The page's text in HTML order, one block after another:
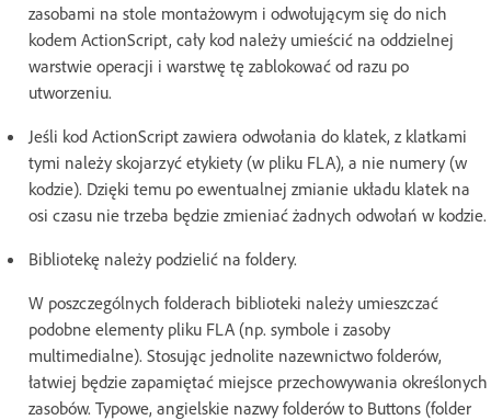
zasobami na stole montażowym i odwołującym się do nich
kodem ActionScript, cały kod należy umieścić na oddzielnej
warstwie operacji i warstwę tę zablokować od razu po
utworzeniu.
Jeśli kod ActionScript zawiera odwołania do klatek, z klatkami
tymi należy skojarzyć etykiety (w pliku FLA), a nie numery (w
kodzie). Dzięki temu po ewentualnej zmianie układu klatek na
osi czasu nie trzeba będzie zmieniać żadnych odwołań w kodzie.
Bibliotekę należy podzielić na foldery.
W poszczególnych folderach biblioteki należy umieszczać
podobne elementy pliku FLA (np. symbole i zasoby
multimedialne). Stosując jednolite nazewnictwo folderów,
łatwiej będzie zapamiętać miejsce przechowywania określonych
zasobów. Typowe, angielskie nazwy folderów to Buttons (folder